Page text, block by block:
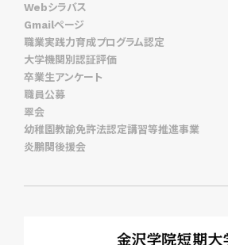
Webシラバス
Gmailページ
職業実践力育成プログラム認定
大学機関別認証評価
卒業生アンケート
職員公募
翠会
幼稚園教諭免許法認定講習等推進事業
炎鵬関後援会